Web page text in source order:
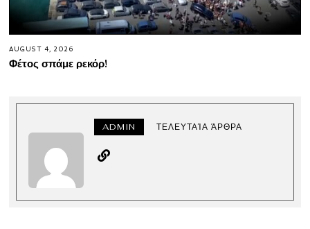
AUGUST 4, 2026
Φέτος σπάμε ρεκόρ!
ADMIN ΤΕΛΕΥΤΑΊΑ ΆΡΘΡΑ